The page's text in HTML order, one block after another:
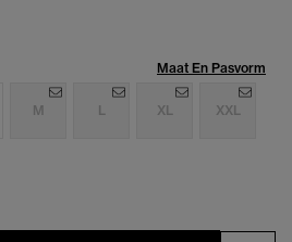
Maat En Pasvorm
M L XL XXL